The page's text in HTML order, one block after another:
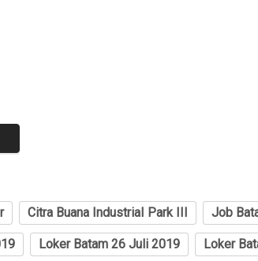
Citra Buana IndustriaI Park III Job
Loker Batam 26 Juli 2019 Loker